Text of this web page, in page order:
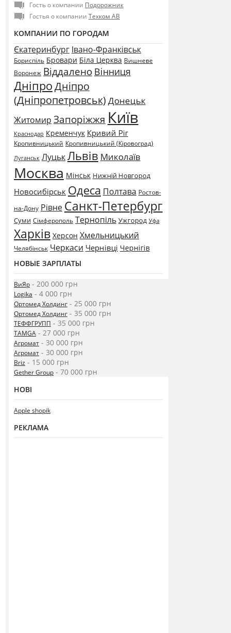
Гость о компании Подорожник
Гостья о компании Техком АВ
КОМПАНИИ ПО ГОРОДАМ
Єкатеринбург Івано-Франківськ
Бориспіль Бровари Біла Церква Вишневе
Воронеж Віддалено Вінниця
ДніпроДніпро
(Дніпропетровськ) Донецьк
Житомир Запоріжжя Київ
Краснодар Кременчук Кривий Ріг
Кропивницький Кропивницький (Кіровоград)
Луганськ ЛуцькЛьвів Миколаїв
Москва Мінськ Нижній Новгород
Новосибірськ Одеса Полтава Ростов-
на-Дону Рівне Санкт-Петербург
Суми Сімферополь Тернопіль Ужгород Уфа
Харків Херсон Хмельницький
Челябінськ Черкаси Чернівці Чернігів
НОВЫЕ ЗАРПЛАТЫ
ВиЯр - 200 000 грн
Logika - 4 000 грн
Ортомед Холдинг - 25 000 грн
Ортомед Холдинг - 35 000 грн
ТЕФФГРУПП - 35 000 грн
TAMGA - 27 000 грн
Агромат - 30 000 грн
Агромат - 30 000 грн
Briz - 15 000 грн
Gether Group - 70 000 грн
НОВІ
Apple shopik
РЕКЛАМА